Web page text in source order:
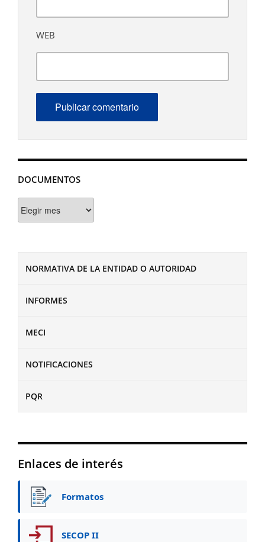
DOCUMENTOS
NORMATIVA DE LA ENTIDAD O AUTORIDAD
INFORMES
MECI
NOTIFICACIONES
PQR
Enlaces de interés
Formatos
SECOP II
WEB